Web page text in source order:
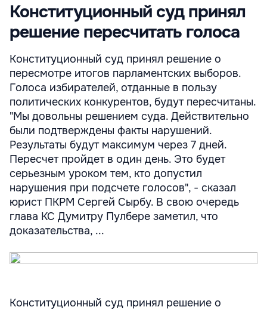
Конституционный суд принял
решение пересчитать голоса
Конституционный суд принял решение о
пересмотре итогов парламентских выборов.
Голоса избирателей, отданные в пользу
политических конкурентов, будут пересчитаны.
"Мы довольны решением суда. Действительно
были подтверждены факты нарушений.
Результаты будут максимум через 7 дней.
Пересчет пройдет в один день. Это будет
серьезным уроком тем, кто допустил
нарушения при подсчете голосов", - сказал
юрист ПКРМ Сергей Сырбу. В свою очередь
глава КС Думитру Пулбере заметил, что
доказательства, ...
Конституционный суд принял решение о